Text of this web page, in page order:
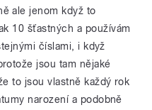
ale jenom když to
10 šťastných a používám
číslami, i když
jsou tam nějaké
to jsou vlastně každý rok
narození a podobně